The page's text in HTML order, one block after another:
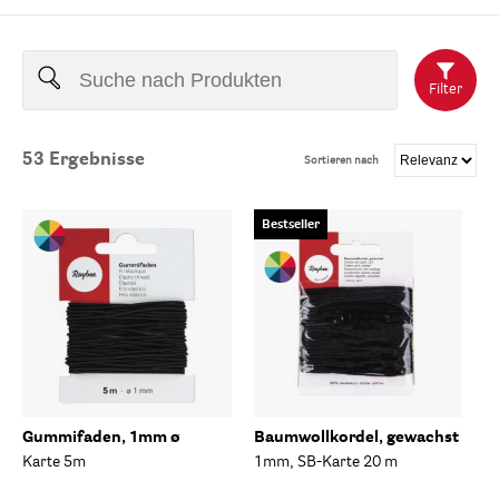
Filter
53 Ergebnisse Sortieren nach
Gummifaden, 1mm ø
Karte 5m
Bestseller
Baumwollkordel, gewachst
1mm, SB-Karte 20 m